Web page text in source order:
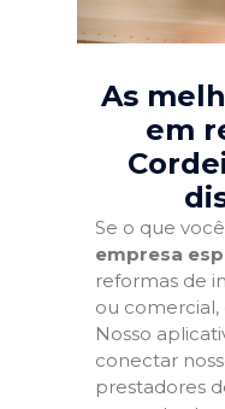
As
em
Se o que
empresa
reformas de
ou comercial,
Nosso
conectar
prestadores